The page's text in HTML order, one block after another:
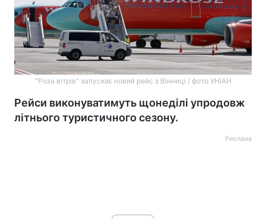
"Роза вітрів" запускає новий рейс з Вінниці / фото УНІАН
Рейси виконуватимуть щонеділі упродовж
літнього туристичного сезону.
Реклама